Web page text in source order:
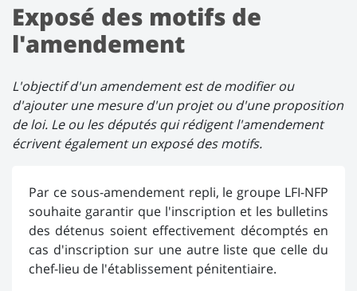
Exposé des motifs de
l'amendement
L'objectif d'un amendement est de modifier ou
d'ajouter une mesure d'un projet ou d'une proposition
de loi. Le ou les députés qui rédigent l'amendement
écrivent également un exposé des motifs.
Par ce sous-amendement repli, le groupe LFI-NFP
souhaite garantir que l'inscription et les bulletins
des détenus soient effectivement décomptés en
cas d'inscription sur une autre liste que celle du
chef-lieu de l'établissement pénitentiaire.